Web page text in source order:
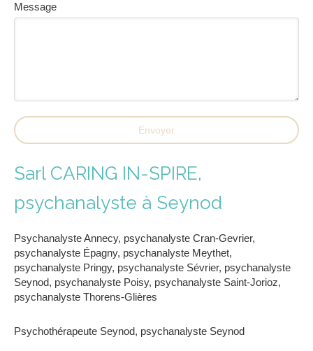
Message
Envoyer
Sarl CARING IN-SPIRE,
psychanalyste à Seynod
Psychanalyste Annecy, psychanalyste Cran-Gevrier,
psychanalyste Épagny, psychanalyste Meythet,
psychanalyste Pringy, psychanalyste Sévrier, psychanalyste
Seynod, psychanalyste Poisy, psychanalyste Saint-Jorioz,
psychanalyste Thorens-Glières
Psychothérapeute Seynod, psychanalyste Seynod